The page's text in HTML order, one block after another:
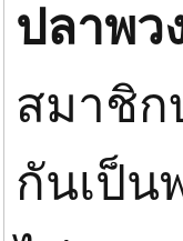
ปลาพว
สมาชิก
กันเป็น